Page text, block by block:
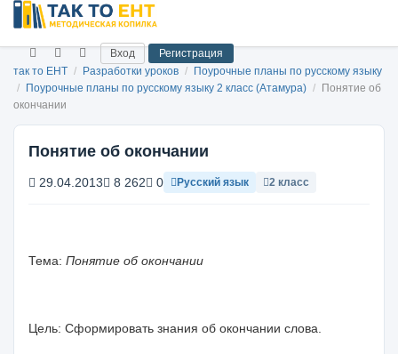
Вход
Регистрация
так то ЕНТ / Разработки уроков /
Поурочные планы по русскому языку
/
Поурочные планы по русскому языку 2 класс (Атамура) /
Понятие об
окончании
Понятие об окончании
29.04.2013 8 262 0 Русский язык 2 класс
Тема: Понятие об окончании
Цель: Сформировать знания об окончании слова.